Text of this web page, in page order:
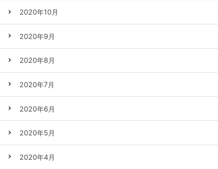
2020年10月
2020年9月
2020年8月
2020年7月
2020年6月
2020年5月
2020年4月